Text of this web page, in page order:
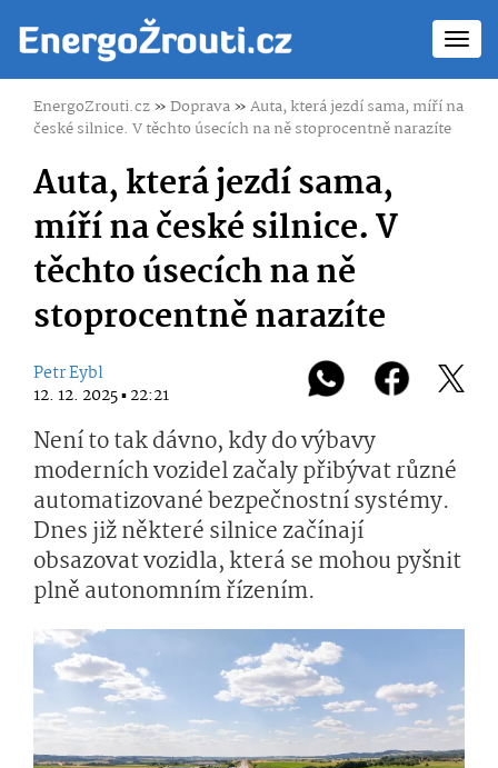
EnergoZrouti.cz»Doprava»Auta, která jezdí sama, míří na
české silnice. V těchto úsecích na ně stoprocentně narazíte
Auta, která jezdí sama,
míří na české silnice. V
těchto úsecích na ně
stoprocentně narazíte
Petr Eybl
12. 12. 2025 ▪ 22:21
Není to tak dávno, kdy do výbavy
moderních vozidel začaly přibývat různé
automatizované bezpečnostní systémy.
Dnes již některé silnice začínají
obsazovat vozidla, která se mohou pyšnit
plně autonomním řízením.